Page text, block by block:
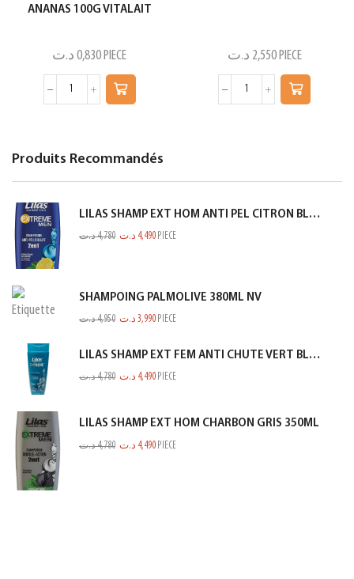
ANANAS 100G VITALAIT
0,830 د.ت PIECE 2,550 د.ت PIECE
Produits Recommandés
LILAS SHAMP EXT HOM ANTI PEL CITRON BLEU 350ML
4,780د.ت 4,490 د.ت PIECE
SHAMPOING PALMOLIVE 380ML NV
4,950د.ت 3,990 د.ت PIECE
LILAS SHAMP EXT FEM ANTI CHUTE VERT BLEUTE 350ML
4,780د.ت 4,490 د.ت PIECE
LILAS SHAMP EXT HOM CHARBON GRIS 350ML
4,780د.ت 4,490 د.ت PIECE